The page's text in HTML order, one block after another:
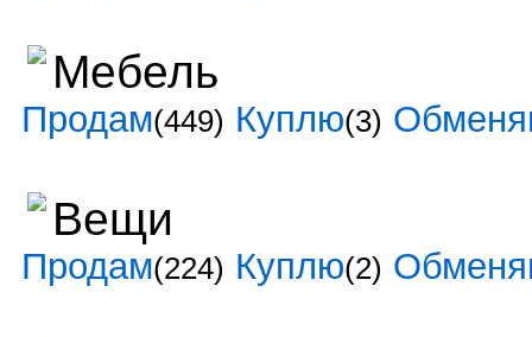
Мебель
Продам(449) Куплю(3)
Вещи
Продам(224) Куплю(2)